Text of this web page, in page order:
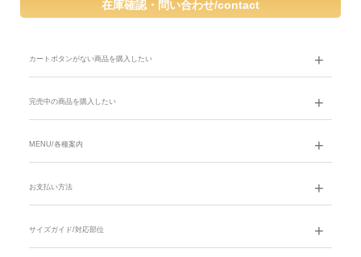
カートボタンがない商品を購入したい
完売中の商品を購入したい
MENU/各種案内
お支払い方法
サイズガイド/対応部位